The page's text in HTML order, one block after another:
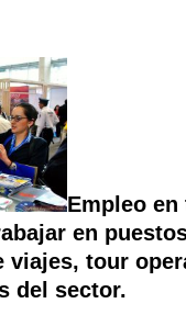
Empleo
en
viajes, tour
del sector.